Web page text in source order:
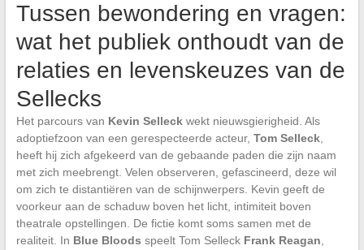
Tussen bewondering en vragen:
wat het publiek onthoudt van de
relaties en levenskeuzes van de
Sellecks
Het parcours van Kevin Selleckwekt nieuwsgierigheid. Als
adoptiefzoon van een gerespecteerde acteur, Tom Selleck,
heeft hij zich afgekeerd van de gebaande paden die zijn naam
met zich meebrengt. Velen observeren, gefascineerd, deze wil
om zich te distantiëren van de schijnwerpers. Kevin geeft de
voorkeur aan de schaduw boven het licht, intimiteit boven
theatrale opstellingen. De fictie komt soms samen met de
realiteit. In Blue Bloods speelt Tom Selleck Frank Reagan